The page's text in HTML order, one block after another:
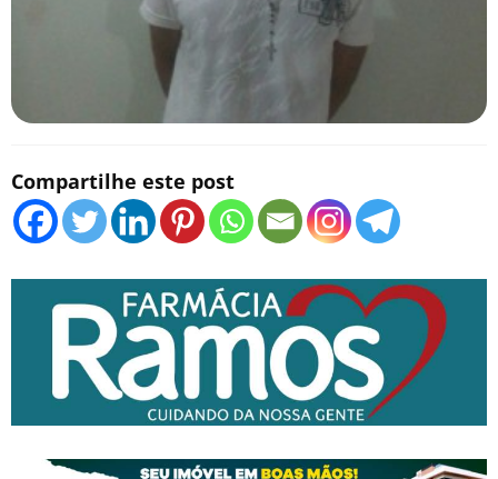
Compartilhe este post